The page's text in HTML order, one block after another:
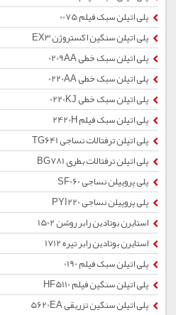
پلی اتیلن سبک فیلم 0075
پلی اتیلن سنگین اکستروژن EX3
پلی اتیلن سبک خطی 0209AA
پلی اتیلن سبک خطی 0220AA
پلی اتیلن سبک خطی 0220KJ
پلی اتیلن سبک فیلم 2420H
پلی اتیلن ترفتالات نساجی TG641
پلی اتیلن ترفتالات بطری BG781
پلی پروپیلن نساجی SF060
پلی پروپیلن نساجی PYI220
استایرن بوتادین رابر روشن 1502
استایرن بوتادین رابر تیره 1712
پلی اتیلن سبک فیلم 0190
پلی اتیلن سنگین فیلم HF5110
پلی اتیلن سنگین تزریقی 5620EA